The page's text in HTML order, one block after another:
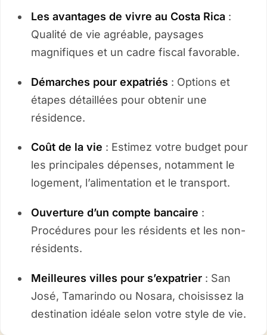
Les avantages de vivre au Costa Rica:
Qualité de vie agréable, paysages
magnifiques et un cadre fiscal favorable.
Démarches pour expatriés : Options et
étapes détaillées pour obtenir une
résidence.
Coût de la vie : Estimez votre budget pour
les principales dépenses, notamment le
logement, l’alimentation et le transport.
Ouverture d’un compte bancaire :
Procédures pour les résidents et les non-
résidents.
Meilleures villes pour s’expatrier: San
José, Tamarindo ou Nosara, choisissez la
destination idéale selon votre style de vie.